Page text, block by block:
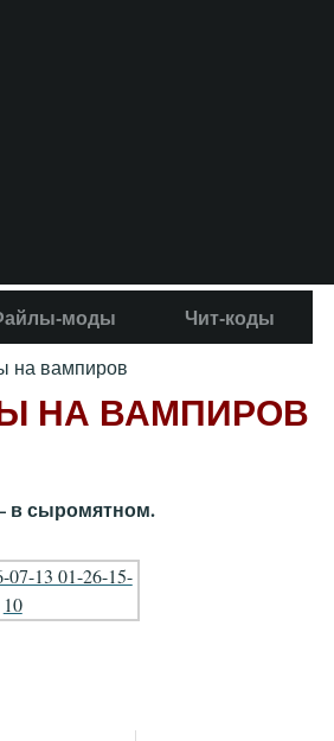
моды Чит-коды
на вампиров
НА ВАМПИРОВ
в сыромятном.